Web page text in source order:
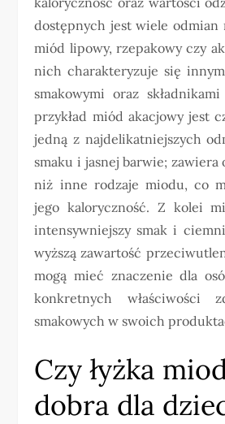
dostępnych jest wiele odmian
miód lipowy, rzepakowy czy
nich charakteryzuje się
smakowymi oraz
przykład miód akacjowy jest
jedną z najdelikatniejszych
smaku i jasnej barwie;
niż inne rodzaje miodu, co
jego kaloryczność. Z kolei
intensywniejszy smak i
wyższą zawartość
mogą mieć znaczenie dla
konkretnych właściwości
smakowych w swoich
Czy łyżka
dobra dla